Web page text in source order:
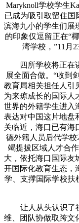
Maryknoll学校学生
已成为吸引取留住国
滨海九小的学生们展
的印象仅逗留正在“
湾学校，”11月
四所学校将正在讲
展全面合做。“收到
教育局相关担任人引
为来琼成长的国际人
世界的外籍学生进入
表达对中国这片地盘
关临近，海口已有海
德外籍人员后代学
竭提拔区域人才合
大，依托海口国际友
开国际化教育生态，
学、支撑国际学校扶
让人从头认识了祖
维、团队协做取跨文